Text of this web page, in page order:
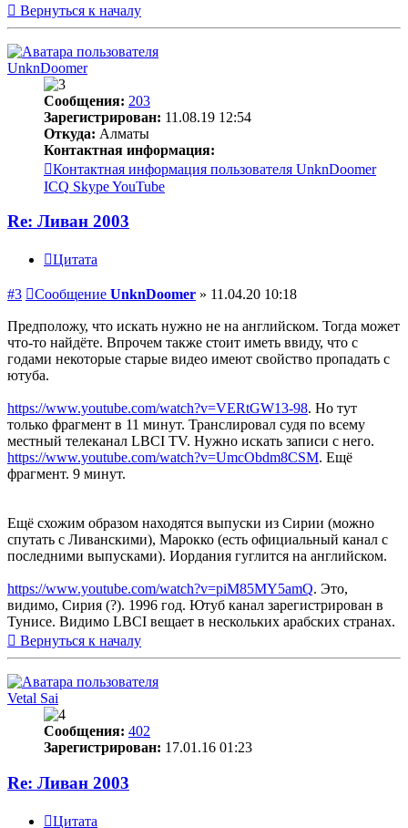
Вернуться к началу
UnknDoomer
Сообщения: 203
Зарегистрирован: 11.08.19 12:54
Откуда: Алматы
Контактная информация:
Контактная информация пользователя UnknDoomer
ICQ SkypeYouTube
Re: Ливан 2003
Цитата
#3 Сообщение UnknDoomer » 11.04.20 10:18
Предположу, что искать нужно не на английском. Тогда может
что-то найдёте. Впрочем также стоит иметь ввиду, что с
годами некоторые старые видео имеют свойство пропадать с
ютуба.
https://www.youtube.com/watch?v=VERtGW13-98. Но тут
только фрагмент в 11 минут. Транслировал судя по всему
местный телеканал LBCI TV. Нужно искать записи с него.
https://www.youtube.com/watch?v=UmcObdm8CSM. Ещё
фрагмент. 9 минут.
Ещё схожим образом находятся выпуски из Сирии (можно
спутать с Ливанскими), Марокко (есть официальный канал с
последними выпусками). Иордания гуглится на английском.
https://www.youtube.com/watch?v=piM85MY5amQ. Это,
видимо, Сирия (?). 1996 год. Ютуб канал зарегистрирован в
Тунисе. Видимо LBCI вещает в нескольких арабских странах.
Вернуться к началу
Vetal Sai
Сообщения: 402
Зарегистрирован: 17.01.16 01:23
Re: Ливан 2003
Цитата